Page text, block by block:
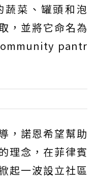
菜、罐頭和泡
，並將它命名為
pantr
，諾恩希望幫助
理念，在菲律賓
起一波設立社區